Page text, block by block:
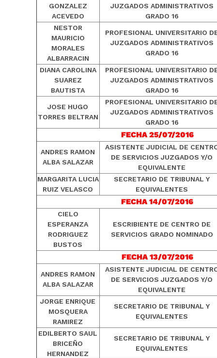
GONZALEZ
ACEVEDO
JUZGADOS ADMINISTRATIVOS
GRADO 16
NESTOR
MAURICIO
MORALES
ALBARRACIN
PROFESIONAL UNIVERSITARIO
JUZGADOS ADMINISTRATIVOS
GRADO 16
DIANA CAROLINA
SUAREZ
BAUTISTA
PROFESIONAL UNIVERSITARIO
JUZGADOS ADMINISTRATIVOS
GRADO 16
JOSE HUGO
TORRES BELTRAN
PROFESIONAL UNIVERSITARIO
JUZGADOS ADMINISTRATIVOS
GRADO 16
FECHA 25/07/2016
ANDRES RAMON
ALBA SALAZAR
ASISTENTE JUDICIAL DE
DE SERVICIOS JUZGADOS Y/O
EQUIVALENTE
MARGARITA LUCIA
RUIZ VELASCO
SECRETARIO DE TRIBUNAL Y
EQUIVALENTES
FECHA 14/07/2016
CIELO
ESPERANZA
RODRIGUEZ
BUSTOS
ESCRIBIENTE DE CENTRO DE
SERVICIOS GRADO NOMINADO
FECHA 13/07/2016
ANDRES RAMON
ALBA SALAZAR
ASISTENTE JUDICIAL DE
DE SERVICIOS JUZGADOS Y/O
EQUIVALENTE
JORGE ENRIQUE
MOSQUERA
RAMIREZ
SECRETARIO DE TRIBUNAL Y
EQUIVALENTES
EDILBERTO SAUL
BRICEÑO
HERNANDEZ
SECRETARIO DE TRIBUNAL Y
EQUIVALENTES